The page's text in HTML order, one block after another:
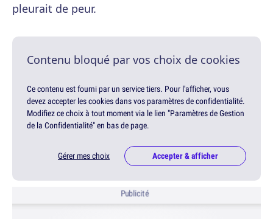
pleurait de peur.
Contenu bloqué par vos choix de cookies
Ce contenu est fourni par un service tiers. Pour l'afficher, vous
devez accepter les cookies dans vos paramètres de confidentialité.
Modifiez ce choix à tout moment via le lien "Paramètres de Gestion
de la Confidentialité" en bas de page.
Gérer mes choix Accepter & afficher
Publicité